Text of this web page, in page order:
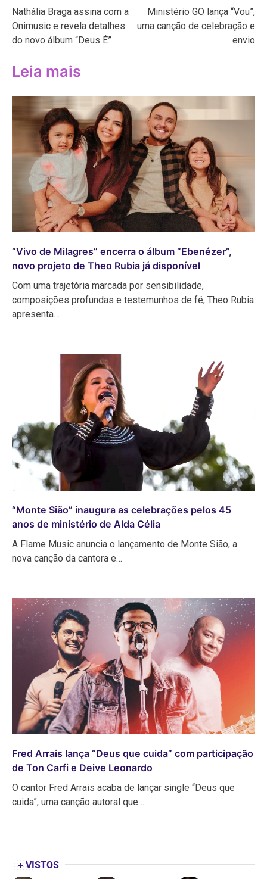
de
Post
Nathália Braga assina com a
Onimusic e revela detalhes
do novo álbum “Deus É”
Ministério GO lança “Vou”,
uma canção de celebração e
envio
Leia mais
“Vivo de Milagres” encerra o álbum “Ebenézer”,
novo projeto de Theo Rubia já disponível
Com uma trajetória marcada por sensibilidade,
composições profundas e testemunhos de fé, Theo Rubia
apresenta…
“Monte Sião” inaugura as celebrações pelos 45
anos de ministério de Alda Célia
A Flame Music anuncia o lançamento de Monte Sião, a
nova canção da cantora e…
Fred Arrais lança “Deus que cuida” com participação
de Ton Carfi e Deive Leonardo
O cantor Fred Arrais acaba de lançar single “Deus que
cuida”, uma canção autoral que…
+ VISTOS